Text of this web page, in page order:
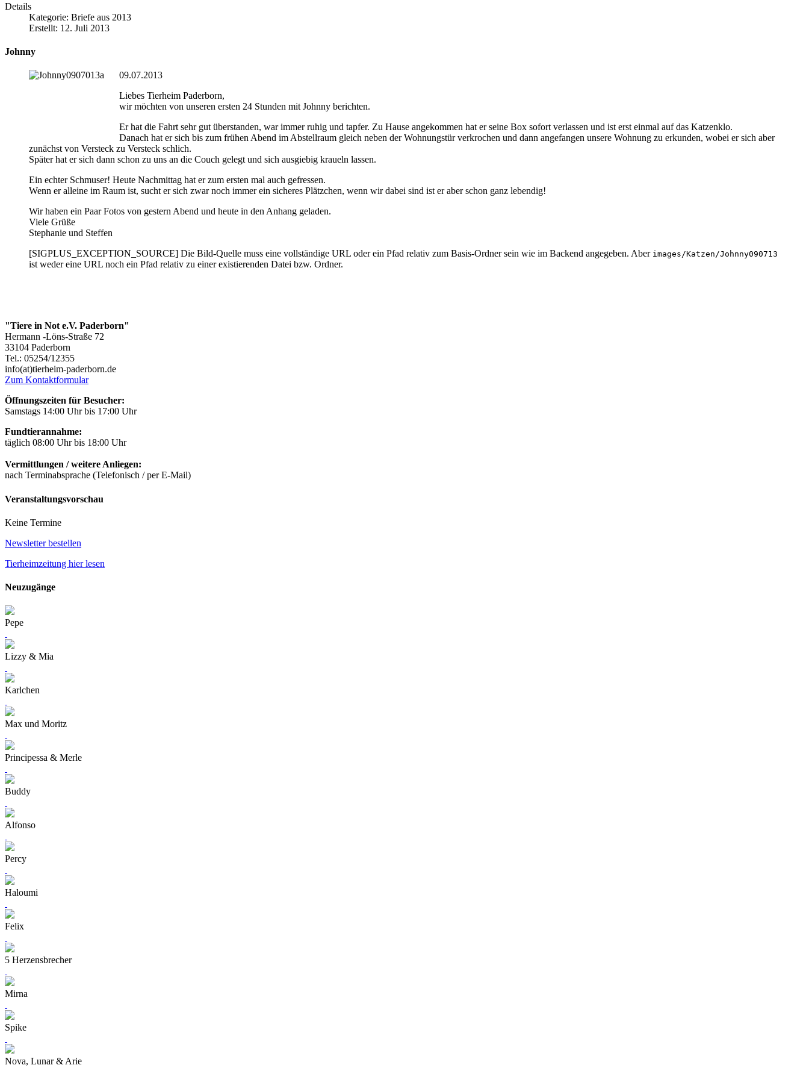
Details
Kategorie: Briefe aus 2013
Erstellt: 12. Juli 2013
Johnny
09.07.2013
Liebes Tierheim Paderborn,
wir möchten von unseren ersten 24 Stunden mit Johnny berichten.
Er hat die Fahrt sehr gut überstanden, war immer ruhig und tapfer. Zu Hause angekommen hat er seine Box sofort verlassen und ist erst einmal auf das Katzenklo.
Danach hat er sich bis zum frühen Abend im Abstellraum gleich neben der Wohnungstür verkrochen und dann angefangen unsere Wohnung zu erkunden, wobei er sich aber
zunächst von Versteck zu Versteck schlich.
Später hat er sich dann schon zu uns an die Couch gelegt und sich ausgiebig kraueln lassen.
Ein echter Schmuser! Heute Nachmittag hat er zum ersten mal auch gefressen.
Wenn er alleine im Raum ist, sucht er sich zwar noch immer ein sicheres Plätzchen, wenn wir dabei sind ist er aber schon ganz lebendig!
Wir haben ein Paar Fotos von gestern Abend und heute in den Anhang geladen.
Viele Grüße
Stephanie und Steffen
[SIGPLUS_EXCEPTION_SOURCE] Die Bild-Quelle muss eine vollständige URL oder ein Pfad relativ zum Basis-Ordner sein wie im Backend angegeben. Aber images/Katzen/Johnny090713
ist weder eine URL noch ein Pfad relativ zu einer existierenden Datei bzw. Ordner.
"Tiere in Not e.V. Paderborn"
Hermann -Löns-Straße 72
33104 Paderborn
Tel.: 05254/12355
info(at)tierheim-paderborn.de
Zum Kontaktformular
Öffnungszeiten für Besucher:
Samstags 14:00 Uhr bis 17:00 Uhr
Fundtierannahme:
täglich 08:00 Uhr bis 18:00 Uhr
Vermittlungen / weitere Anliegen:
nach Terminabsprache (Telefonisch / per E-Mail)
Veranstaltungsvorschau
Keine Termine
Newsletter bestellen
Tierheimzeitung hier lesen
Neuzugänge
Pepe
Lizzy & Mia
Karlchen
Max und Moritz
Principessa & Merle
Buddy
Alfonso
Percy
Haloumi
Felix
5 Herzensbrecher
Mirna
Spike
Nova, Lunar & Arie